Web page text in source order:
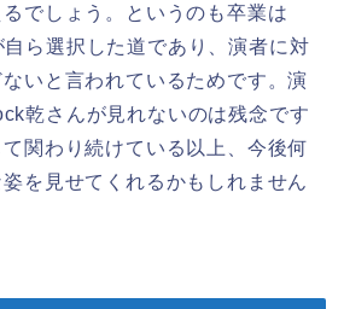
でしょう。というのも卒業は
ら選択した道であり、演者に対
いと言われているためです。演
乾さんが見れないのは残念です
関わり続けている以上、今後何
を見せてくれるかもしれません